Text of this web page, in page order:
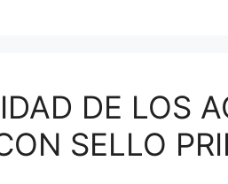
DE LOS
SELLO